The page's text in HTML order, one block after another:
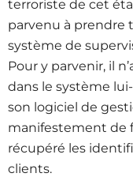
terroriste de cet
parvenu à prendre
système de
Pour y parvenir, il
dans le système
son logiciel de
manifestement de
récupéré les
clients.